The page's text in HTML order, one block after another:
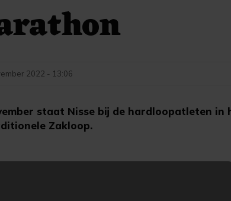
staat Nisse bij de hardloopatleten
Zakloop.
2022 - 13:06